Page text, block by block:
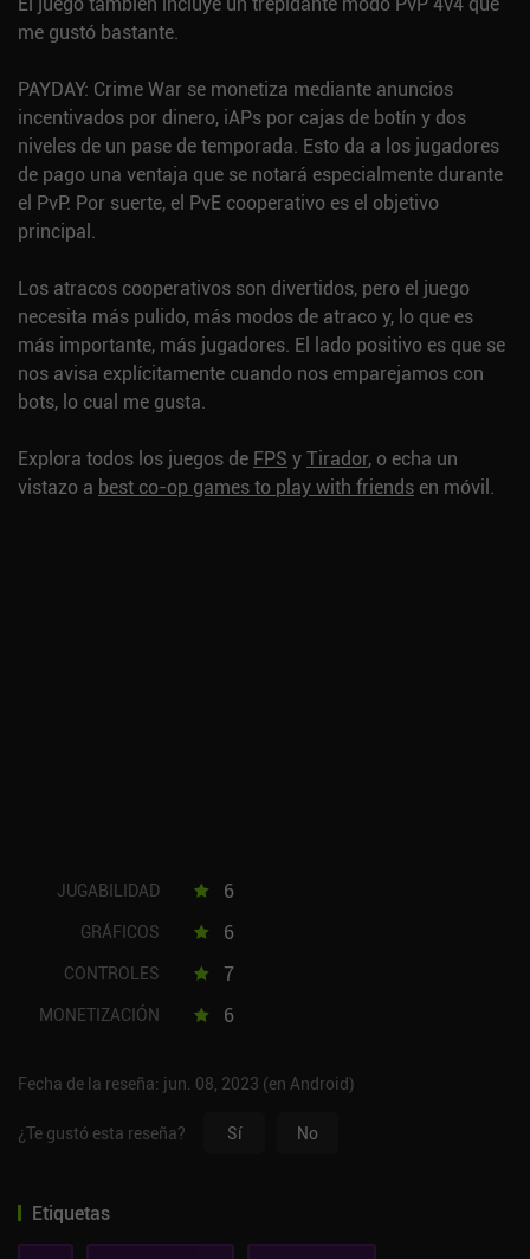
me gustó bastante.
PAYDAY: Crime War se monetiza mediante anuncios
incentivados por dinero, iAPs por cajas de botín y dos
niveles de un pase de temporada. Esto da a los jugadores
de pago una ventaja que se notará especialmente durante
el PvP. Por suerte, el PvE cooperativo es el objetivo
principal.
Los atracos cooperativos son divertidos, pero el juego
necesita más pulido, más modos de atraco y, lo que es
más importante, más jugadores. El lado positivo es que se
nos avisa explícitamente cuando nos emparejamos con
bots, lo cual me gusta.
Explora todos los juegos de FPS yTirador, o echa un
vistazo a best co-op games to play with friends en móvil.
JUGABILIDAD 6
GRÁFICOS 6
CONTROLES 7
MONETIZACIÓN 6
Fecha de la reseña: jun. 08, 2023 (en Android)
¿Te gustó esta reseña? Sí No
Etiquetas